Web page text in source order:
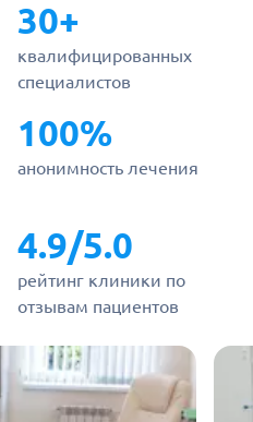
30+
квалифицированных
специалистов
100%
анонимность лечения
4.9/5.0
рейтинг клиники по
отзывам пациентов